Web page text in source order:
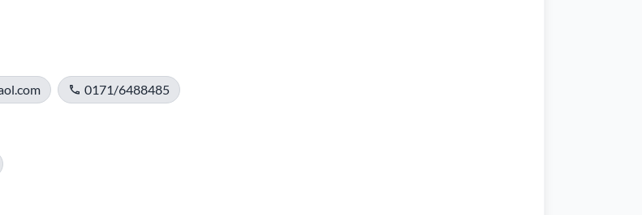
0171/6488485